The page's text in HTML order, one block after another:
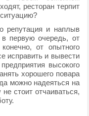
ресторан терпит
репутация и наплыв
в первую очередь, от
от опытного
исправить и вывести
высокого
хорошего повара
можно надеяться на
стоит отчаиваться,